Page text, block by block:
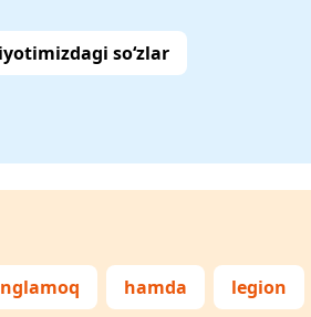
so‘zlar
hamda legion